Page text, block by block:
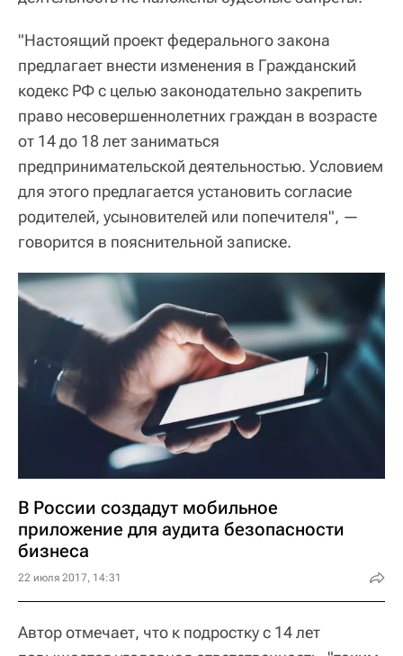
"Настоящий проект федерального закона
предлагает внести изменения в Гражданский
кодекс РФ с целью законодательно закрепить
право несовершеннолетних граждан в возрасте
от 14 до 18 лет заниматься
предпринимательской деятельностью. Условием
для этого предлагается установить согласие
родителей, усыновителей или попечителя", —
говорится в пояснительной записке.
В России создадут мобильное
приложение для аудита безопасности
бизнеса
22 июля 2017, 14:31
Автор отмечает, что к подростку с 14 лет